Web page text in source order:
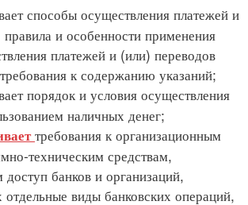
способы осуществления платежей и
правила и особенности применения
платежей и (или) переводов
к содержанию указаний;
порядок и условия осуществления
наличных денег;
требования к организационным
техническим средствам,
банков и организаций,
виды банковских операций,